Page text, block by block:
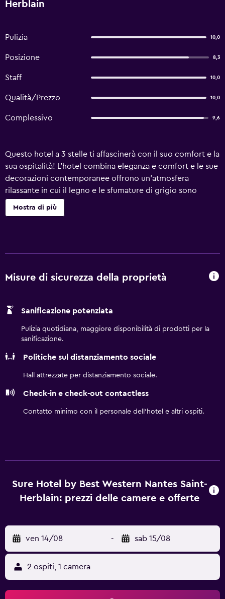
Herblain
Pulizia 10,0
Posizione 8,3
Staff 10,0
Qualità/Prezzo 10,0
Complessivo 9,6
Questo hotel a 3 stelle ti affascinerà con il suo comfort e la
sua ospitalità! L'hotel combina eleganza e comfort e le sue
decorazioni contemporanee offrono un'atmosfera
rilassante in cui il legno e le sfumature di grigio sono
punteggiati da tocchi di colori luminosi.Le nostre comode
camere sono tutte dotate di accesso Wi-Fi a Internet
parcheggio è gratuito e chiuso di notte. La mattina potrai
Western Saint-Herblain è facilmente raggiungibile dalla
ferroviaria. L'hotel si trova a 500 metri a piedi dalla sala
commerciale Nantes Atlantis.Il tram o l'autobus
consentono di raggiungere rapidamente il centro di
famiglia, gli amici o per un viaggio d'affari, l'hotel dispone
di 70 camere, un bar e due sale riunioni.
Mostra di più
Misure di sicurezza della proprietà
Sanificazione potenziata
Pulizia quotidiana, maggiore disponibilità di prodotti per la
sanificazione.
Politiche sul distanziamento sociale
Hall attrezzate per distanziamento sociale.
Check-in e check-out contactless
Contatto minimo con il personale dell'hotel e altri ospiti.
Sure Hotel by Best Western Nantes Saint-
Herblain: prezzi delle camere e offerte
ven 14/08 - sab 15/08
2 ospiti, 1 camera